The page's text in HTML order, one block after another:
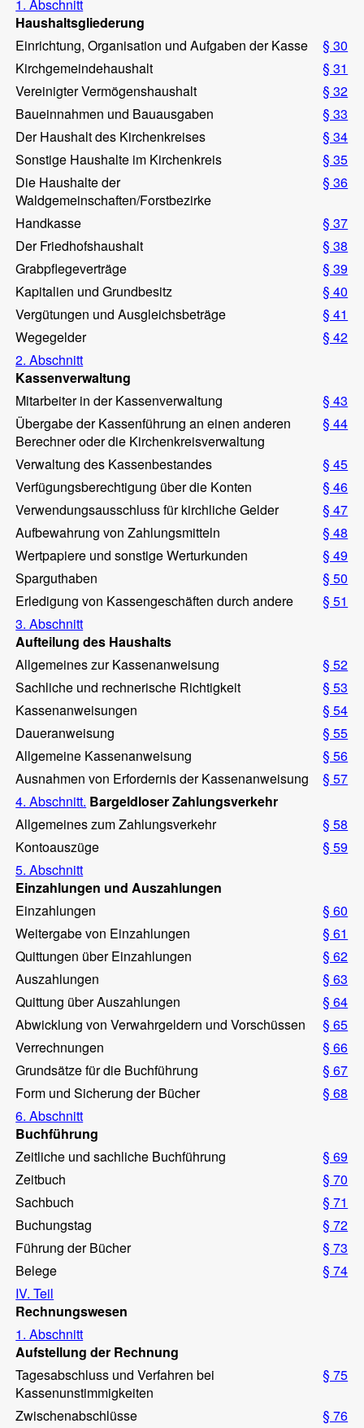
1. Abschnitt
Haushaltsgliederung
Einrichtung, Organisation und Aufgaben der Kasse
§ 30
Kirchgemeindehaushalt
§ 31
Vereinigter Vermögenshaushalt
§ 32
Baueinnahmen und Bauausgaben
§ 33
Der Haushalt des Kirchenkreises
§ 34
Sonstige Haushalte im Kirchenkreis
§ 35
Die Haushalte der
Waldgemeinschaften/Forstbezirke
§ 36
Handkasse
§ 37
Der Friedhofshaushalt
§ 38
Grabpflegeverträge
§ 39
Kapitalien und Grundbesitz
§ 40
Vergütungen und Ausgleichsbeträge
§ 41
Wegegelder
§ 42
2. Abschnitt
Kassenverwaltung
Mitarbeiter in der Kassenverwaltung
§ 43
Übergabe der Kassenführung an einen anderen
Berechner oder die Kirchenkreisverwaltung
§ 44
Verwaltung des Kassenbestandes
§ 45
Verfügungsberechtigung über die Konten
§ 46
Verwendungsausschluss für kirchliche Gelder
§ 47
Aufbewahrung von Zahlungsmitteln
§ 48
Wertpapiere und sonstige Werturkunden
§ 49
Sparguthaben
§ 50
Erledigung von Kassengeschäften durch andere
§ 51
3. Abschnitt
Aufteilung des Haushalts
Allgemeines zur Kassenanweisung
§ 52
Sachliche und rechnerische Richtigkeit
§ 53
Kassenanweisungen
§ 54
Daueranweisung
§ 55
Allgemeine Kassenanweisung
§ 56
Ausnahmen von Erfordernis der Kassenanweisung
§ 57
4. Abschnitt. Bargeldloser Zahlungsverkehr
Allgemeines zum Zahlungsverkehr
§ 58
Kontoauszüge
§ 59
5. Abschnitt
Einzahlungen und Auszahlungen
Einzahlungen
§ 60
Weitergabe von Einzahlungen
§ 61
Quittungen über Einzahlungen
§ 62
Auszahlungen
§ 63
Quittung über Auszahlungen
§ 64
Abwicklung von Verwahrgeldern und Vorschüssen
§ 65
Verrechnungen
§ 66
Grundsätze für die Buchführung
§ 67
Form und Sicherung der Bücher
§ 68
6. Abschnitt
Buchführung
Zeitliche und sachliche Buchführung
§ 69
Zeitbuch
§ 70
Sachbuch
§ 71
Buchungstag
§ 72
Führung der Bücher
§ 73
Belege
§ 74
IV. Teil
Rechnungswesen
1. Abschnitt
Aufstellung der Rechnung
Tagesabschluss und Verfahren bei
Kassenunstimmigkeiten
§ 75
Zwischenabschlüsse § 76